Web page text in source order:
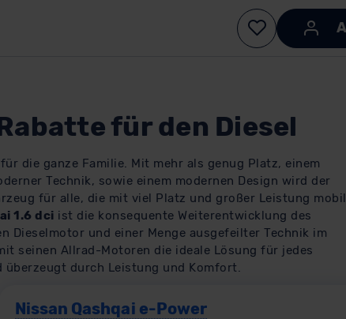
für den Diesel
die ganze Familie. Mit mehr als genug Platz, einem
Technik, sowie einem modernen Design wird der
für alle, die mit viel Platz und großer Leistung mobil
1.6 dci ist die konsequente Weiterentwicklung des
Dieselmotor und einer Menge ausgefeilter Technik im
seinen Allrad-Motoren die ideale Lösung für jedes
überzeugt durch Leistung und Komfort.
Nissan Qashqai e-Power